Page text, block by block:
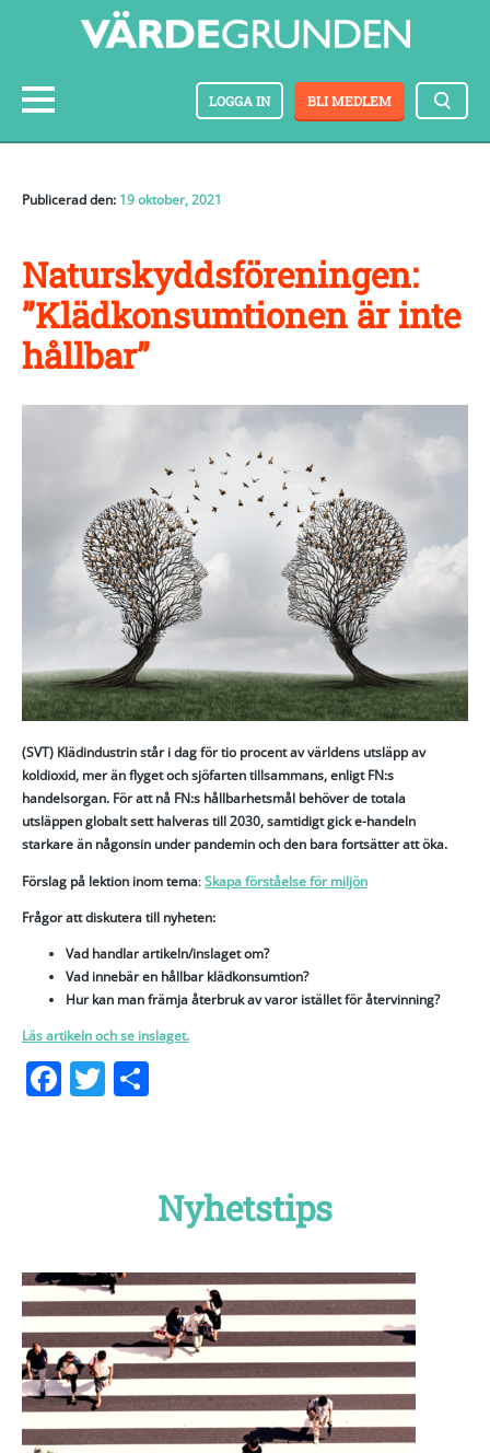
BLI MEDLEM
LOGGA IN
Publicerad den: 19 oktober, 2021
Naturskyddsföreningen:
”Klädkonsumtionen är inte
hållbar”
(SVT) Klädindustrin står i dag för tio procent av världens utsläpp av
koldioxid, mer än flyget och sjöfarten tillsammans, enligt FN:s
handelsorgan. För att nå FN:s hållbarhetsmål behöver de totala
utsläppen globalt sett halveras till 2030, samtidigt gick e-handeln
starkare än någonsin under pandemin och den bara fortsätter att öka.
Förslag på lektion inom tema:Skapa förståelse för miljön
Frågor att diskutera till nyheten:
Vad handlar artikeln/inslaget om?
Vad innebär en hållbar klädkonsumtion?
Hur kan man främja återbruk av varor istället för återvinning?
Läs artikeln och se inslaget.
Facebook
Twitter
Nyhetstips